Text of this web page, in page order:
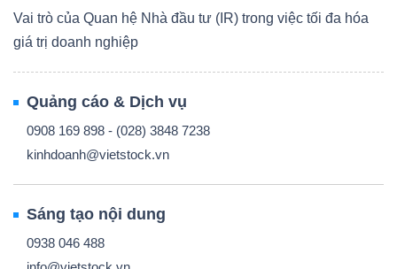
Vai trò của Quan hệ Nhà đầu tư (IR) trong việc tối đa hóa
giá trị doanh nghiệp
Quảng cáo & Dịch vụ
0908 169 898 - (028) 3848 7238
kinhdoanh@vietstock.vn
Sáng tạo nội dung
0938 046 488